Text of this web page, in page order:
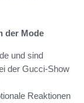
der Mode
und sind
der Gucci-Show
Reaktionen